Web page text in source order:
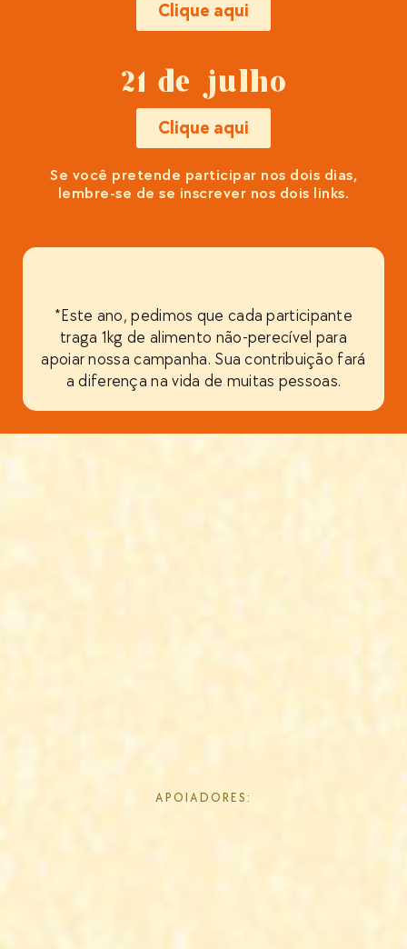
Clique aqui
21 de julho
Clique aqui
Se você pretende participar nos dois dias,
lembre-se de se inscrever nos dois links.
*Este ano, pedimos que cada participante
traga 1kg de alimento não-perecível para
apoiar nossa campanha. Sua contribuição fará
a diferença na vida de muitas pessoas.
APOIADORES: